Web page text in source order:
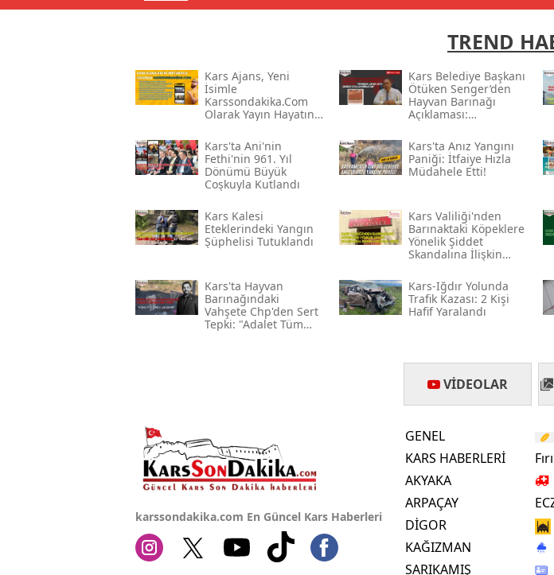
TREND
Kars Ajans, Yeni
İsimle
Karssondakika.com
Olarak Yayın Hayatına
Kars Belediye Başkanı
Ötüken Senger’den
Hayvan Barınağı
Açıklaması:
Şekilde
Cezalandırılacak”
Kars'ta Ani'nin
Fethi'nin 961. Yıl
Dönümü Büyük
Coşkuyla Kutlandı
Kars'ta Anız Yangını
Paniği: İtfaiye Hızla
Müdahele Etti!
Kars Kalesi
Eteklerindeki Yangın
Şüphelisi Tutuklandı
Kars Valiliği'nden
Barınaktaki Köpeklere
Yönelik Şiddet
Skandalına İlişkin
Kars'ta Hayvan
Barınağındaki
Vahşete Chp'den Sert
Tepki: "adalet Tüm
Kars-Iğdır Yolunda
Trafik Kazası: 2 Kişi
Hafif Yaralandı
VIDEOLAR
karssondakika.com En Güncel Kars Haberleri
GENEL
KARS HABERLERİ
AKYAKA
ARPAÇAY
DİGOR
KAĞIZMAN
SARIKAMIŞ